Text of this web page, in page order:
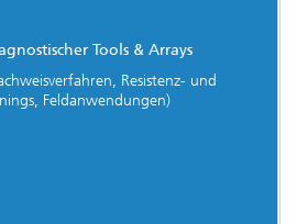
Tools & Arrays
Resistenz- und
Feldanwendungen)